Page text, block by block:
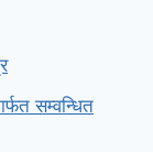
सम्वन्धित